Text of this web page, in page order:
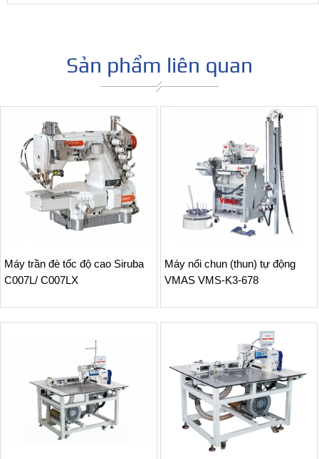
Sản phẩm liên quan
Máy trần đè tốc độ cao Siruba
C007L/ C007LX
Máy nối chun (thun) tự động
VMAS VMS-K3-678